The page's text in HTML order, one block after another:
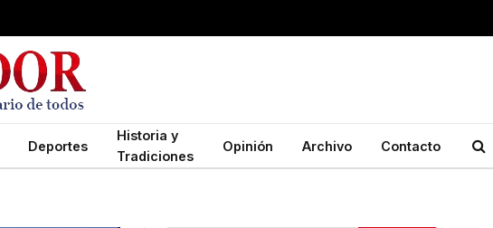
Deportes
Historia y
Tradiciones
Opinión Archivo Contacto